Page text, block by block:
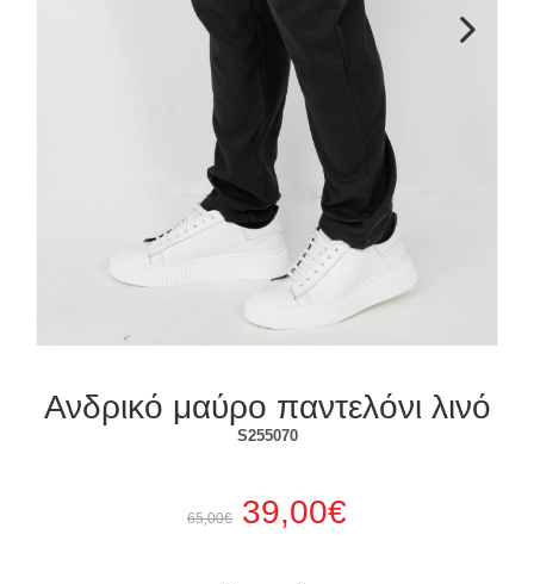
Ανδρικό μαύρο παντελόνι λινό
S255070
65,00€ 39,00€